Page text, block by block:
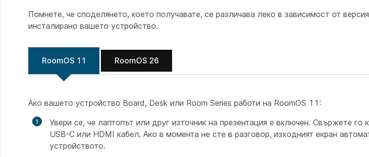
Помнете, че споделянето, което получавате, се различава леко в зависимост от
инсталирано вашето устройство.
RoomOS 11 RoomOS 26
Ако вашето устройство Board, Desk или Room Series работи на RoomOS 11:
Увери се, че лаптопът или друг източник на презентация е включен. Свържете
USB-C или HDMI кабел. Ако в момента не сте в разговор, изходният екран
устройството.